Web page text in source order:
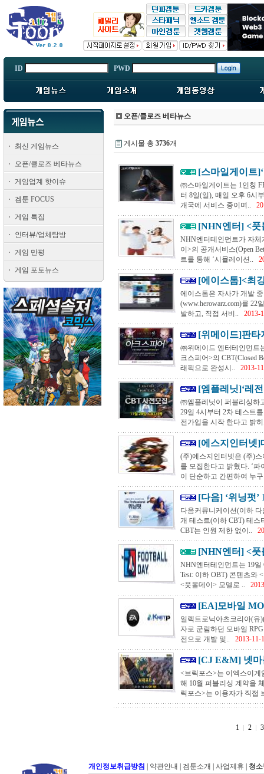
ID PWD
최신 게임뉴스
오픈/클로즈 베타뉴스
게임업계 핫이슈
겜툰 FOCUS
게임 특집
인터뷰/업체탐방
게임 만평
게임 포토뉴스
오픈/클로즈 베타뉴스
게시물 총 3736개
[스마일게이트
㈜스마일게이트는 1인칭
터 8일(일), 매일 오후 6시
개국에 서비스 중이며..
[NHN엔터] <풋
NHN엔터테인먼트가 자체
이>의 공개서비스(Open
트를 통해 ‘시뮬레이션..
[에이스톰]<최
에이스톰은 자사가 개발
(www.herowarz.com)를 22
발하고, 직접 서비..
2013-
[위메이드]판타
㈜위메이드 엔터테인먼트
크스피어>의 CBT(Closed
래픽으로 완성시..
2013-
[엠플레닛]‘레
㈜엠플레닛이 퍼블리싱하
29일 4시부터 2차 테스트
전가입을 시작 한다고 밝
[에스지인터넷]
(주)에스지인터넷은 (주)
를 모집한다고 밝혔다. ‘
이 단순하고 간편하여 누
[다음] ‘위닝펏
다음커뮤니케이션(이하
개 테스트(이하 CBT) 테스
CBT는 인원 제한 없이..
[NHN엔터] <풋
NHN엔터테인먼트는 19일
Test: 이하 OBT) 콘텐츠와
<풋볼데이> 모델로 ..
[EA]모바일
일렉트로닉아츠코리아(유
자로 군림하던 모바일
전으로 개발 및..
2013-11-
[CJ E&M] 넷마
<브릭포스>는 이엑스이게
해 10월 퍼블리싱 계약을
릭포스>는 이용자가 직접
1 2 3
개인정보취급방침 약관안내 겜툰소개 사업제휴
청